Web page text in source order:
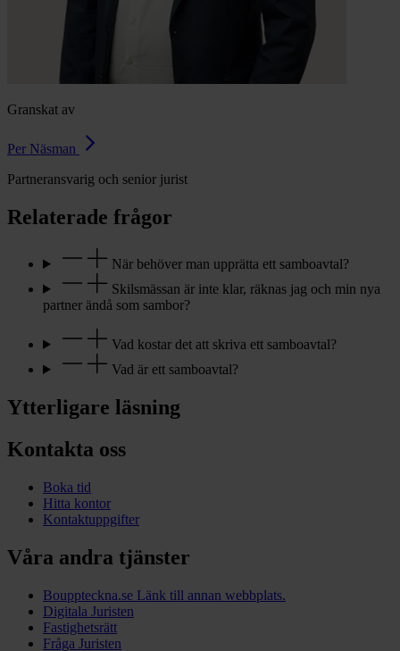
Granskat av
Per Näsman
Partneransvarig och senior jurist
Relaterade frågor
När behöver man upprätta ett samboavtal?
Skilsmässan är inte klar, räknas jag och min nya
partner ändå som sambor?
Vad kostar det att skriva ett samboavtal?
Vad är ett samboavtal?
Ytterligare läsning
Kontakta oss
Boka tid
Hitta kontor
Kontaktuppgifter
Våra andra tjänster
Bouppteckna.se Länk till annan webbplats.
Digitala Juristen
Fastighetsrätt
Fråga Juristen